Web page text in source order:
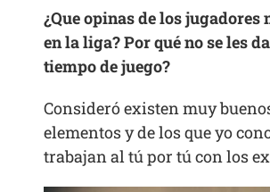
¿Que opinas de los jugadores
en la liga? Por qué no se les
tiempo de juego?
Consideró existen muy
elementos y de los que yo
trabajan al tú por tú con los